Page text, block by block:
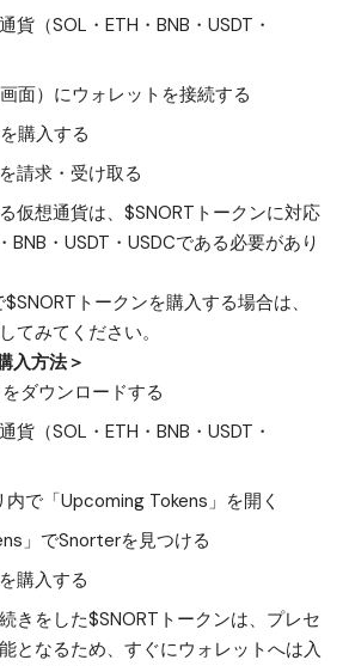
貨（SOL・ETH・BNB・USDT・
面） にウォレットを接続する
購入する
請求・受け取る
仮想通貨は、$SNORTトークンに対応
BNB・USDT・USDCである必要があり
トークンを購入する場合は、
てみてください。
入方法＞
ダウンロードする
貨（SOL・ETH・BNB・USDT・
で「Upcoming Tokens」を開く
」でSnorterを見つける
購入する
きをした$SNORTトークンは、プレセ
となるため、すぐにウォレットへは入